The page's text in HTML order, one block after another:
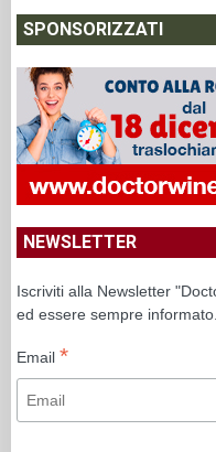
SPONSORIZZATI
NEWSLETTER
Iscriviti alla Newsletter
ed essere sempre informato.
Email *